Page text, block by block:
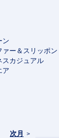
ン
ァー＆スリッポン
スカジュアル
ア
次月 >